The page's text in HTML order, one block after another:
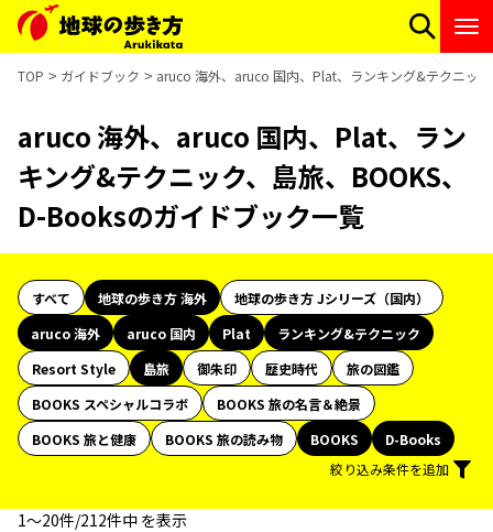
TOP ガイドブック aruco 海外、aruco 国内、Plat、ランキング&テクニッ
aruco 海外、aruco 国内、Plat、ラン
キング&テクニック、島旅、BOOKS、
D-Booksのガイドブック一覧
すべて 地球の歩き方 海外
地球の歩き方 Jシリーズ（国内）
aruco 海外
aruco 国内 Plat
ランキング&テクニック
Resort Style
島旅 御朱印 歴史時代
旅の図鑑
BOOKS スペシャルコラボ
BOOKS 旅の名言＆絶景
BOOKS 旅と健康
BOOKS 旅の読み物 BOOKS
D-Books
絞り込み条件を追加
1〜20件/212件中 を表示